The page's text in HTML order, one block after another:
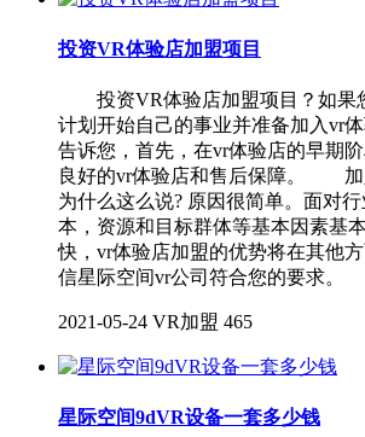
投资VR体验店加盟项目
投资VR体验店加盟项目？如果
计划开始自己的事业并准备加入vr
告诉您，首先，在vr体验店的早期
良好的vr体验店和售后保障。 加
为什么这么说? 原因很简单。面对
本，资源和目标群体等基本因素基
快，vr体验店加盟的优势将在其
信星际空间vr公司符合您的要求
2021-05-24 VR加盟 465
星际空间9dVR设备一套多少钱